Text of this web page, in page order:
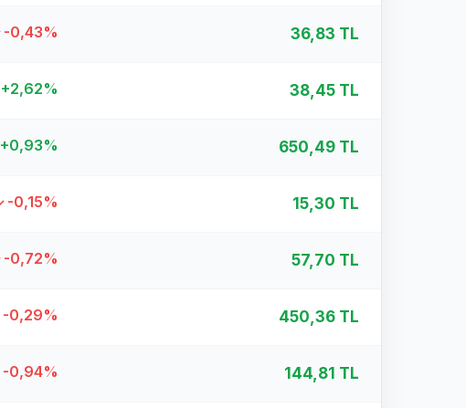
-0,43% 36,83 TL
+2,62% 38,45 TL
+0,93% 650,49 TL
-0,15% 15,30 TL
-0,72% 57,70 TL
-0,29% 450,36 TL
-0,94% 144,81 TL